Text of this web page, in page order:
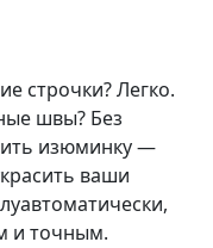
строчки? Легко.
швы? Без
изюминку —
ваши
и точным.